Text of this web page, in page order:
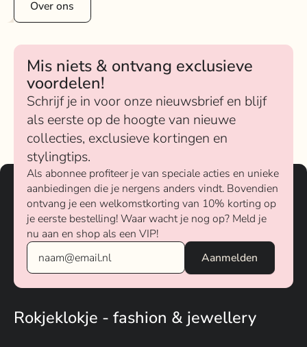
Over ons
Mis niets & ontvang exclusieve
voordelen!
Schrijf je in voor onze nieuwsbrief en blijf
als eerste op de hoogte van nieuwe
collecties, exclusieve kortingen en
stylingtips.
Als abonnee profiteer je van speciale acties en unieke
aanbiedingen die je nergens anders vindt. Bovendien
ontvang je een welkomstkorting van 10% korting op
je eerste bestelling! Waar wacht je nog op? Meld je
nu aan en shop als een VIP!
Rokjeklokje - fashion & jewellery